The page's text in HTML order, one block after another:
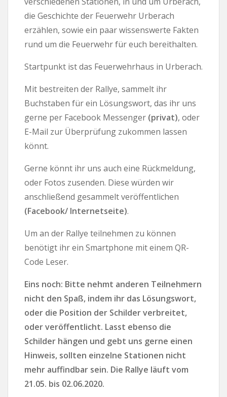
die Geschichte der Feuerwehr Urberach
erzählen, sowie ein paar wissenswerte Fakten
rund um die Feuerwehr für euch bereithalten.
Startpunkt ist das Feuerwehrhaus in Urberach.
Mit bestreiten der Rallye, sammelt ihr
Buchstaben für ein Lösungswort, das ihr uns
gerne per Facebook Messenger (privat), oder
E-Mail zur Überprüfung zukommen lassen
könnt.
Gerne könnt ihr uns auch eine Rückmeldung,
oder Fotos zusenden. Diese würden wir
anschließend gesammelt veröffentlichen
(Facebook/ Internetseite).
Um an der Rallye teilnehmen zu können
benötigt ihr ein Smartphone mit einem QR-
Code Leser.
Eins noch: Bitte nehmt anderen Teilnehmern
nicht den Spaß, indem ihr das Lösungswort,
oder die Position der Schilder verbreitet,
oder veröffentlicht. Lasst ebenso die
Schilder hängen und gebt uns gerne einen
Hinweis, sollten einzelne Stationen nicht
mehr auffindbar sein. Die Rallye läuft vom
21.05. bis 02.06.2020.